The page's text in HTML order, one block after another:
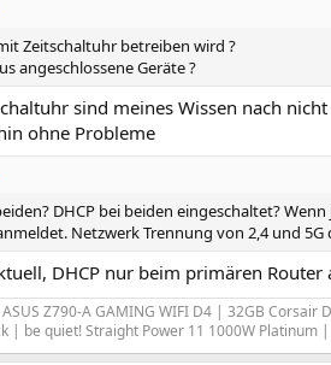
Zeitschaltuhr betreiben wird ?
angeschlossene Geräte ?
sind meines Wissen nach
ohne Probleme
DHCP bei beiden eingeschaltet?
Netzwerk Trennung von 2,4 und
DHCP nur beim primären Router
Z790-A GAMING WIFI D4 | 32GB
| be quiet! Straight Power 11 1000W Platinum